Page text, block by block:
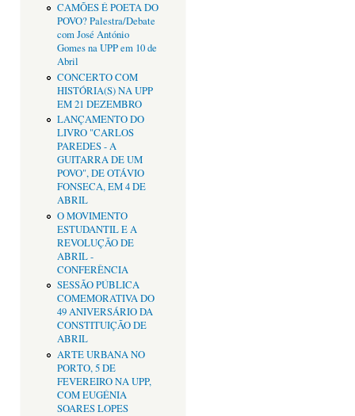
CAMÕES É POETA DO
POVO? Palestra/Debate
com José António
Gomes na UPP em 10 de
Abril
CONCERTO COM
HISTÓRIA(S) NA UPP
EM 21 DEZEMBRO
LANÇAMENTO DO
LIVRO "CARLOS
PAREDES - A
GUITARRA DE UM
POVO", DE OTÁVIO
FONSECA, EM 4 DE
ABRIL
O MOVIMENTO
ESTUDANTIL E A
REVOLUÇÃO DE
ABRIL -
CONFERÊNCIA
SESSÃO PÚBLICA
COMEMORATIVA DO
49 ANIVERSÁRIO DA
CONSTITUIÇÃO DE
ABRIL
ARTE URBANA NO
PORTO, 5 DE
FEVEREIRO NA UPP,
COM EUGÉNIA
SOARES LOPES